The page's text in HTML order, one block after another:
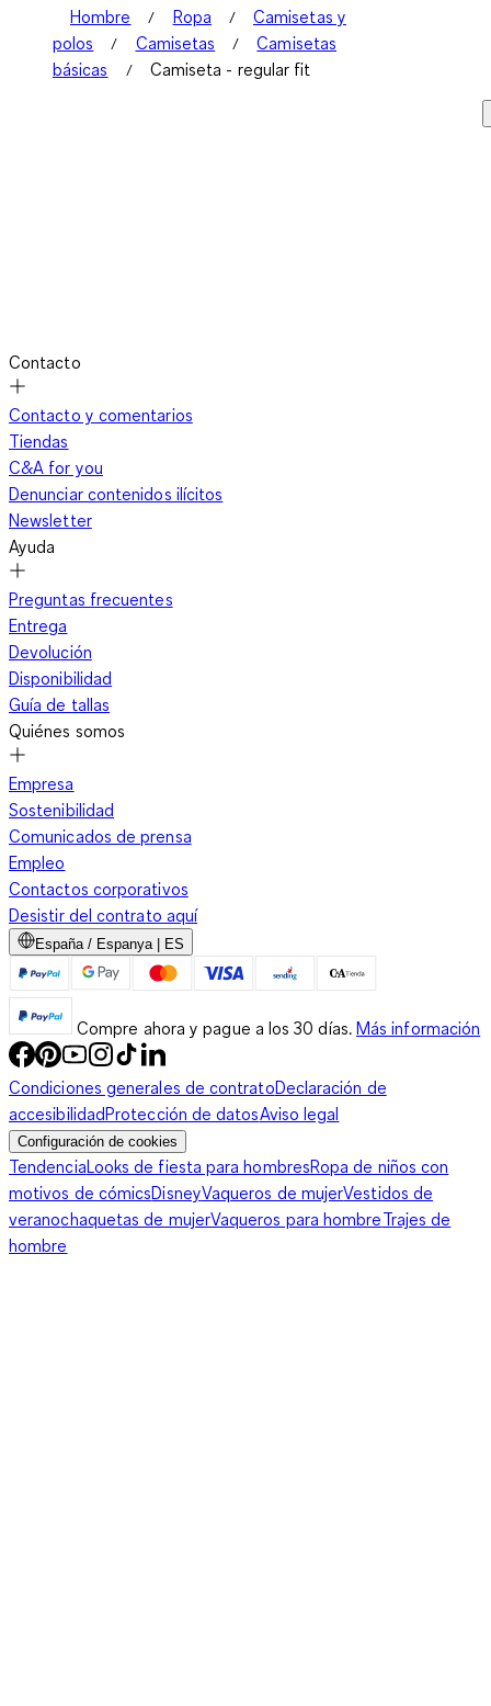
Hombre Ropa
Camisetas y
polos
Camisetas
Camisetas
básicas
Camiseta - regular fit
Contacto
Contacto y comentarios
Tiendas
C&A for you
Denunciar contenidos ilícitos
Newsletter
Ayuda
Preguntas frecuentes
Entrega
Devolución
Disponibilidad
Guía de tallas
Quiénes somos
Empresa
Sostenibilidad
Comunicados de prensa
Empleo
Contactos corporativos
Desistir del contrato aquí
España / Espanya | ES
Compre ahora y pague a los 30 días. Más información
Condiciones generales de contratoDeclaración de
accesibilidadProtección de datosAviso legal
Configuración de cookies
TendenciaLooks de fiesta para hombresRopa de niños con
motivos de cómicsDisneyVaqueros de mujerVestidos de
veranochaquetas de mujerVaqueros para hombreTrajes de
hombre